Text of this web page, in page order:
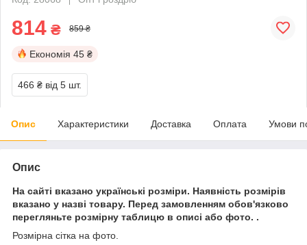
814 ₴ 859 ₴
Економія 45 ₴
466 ₴ від 5 шт.
Опис Характеристики Доставка Оплата Умови
Опис
На сайті вказано українські розміри. Наявність розмірів
вказано у назві товару. Перед замовленням обов'язково
перегляньте розмірну таблицю в описі або фото. .
Розмірна сітка на фото.